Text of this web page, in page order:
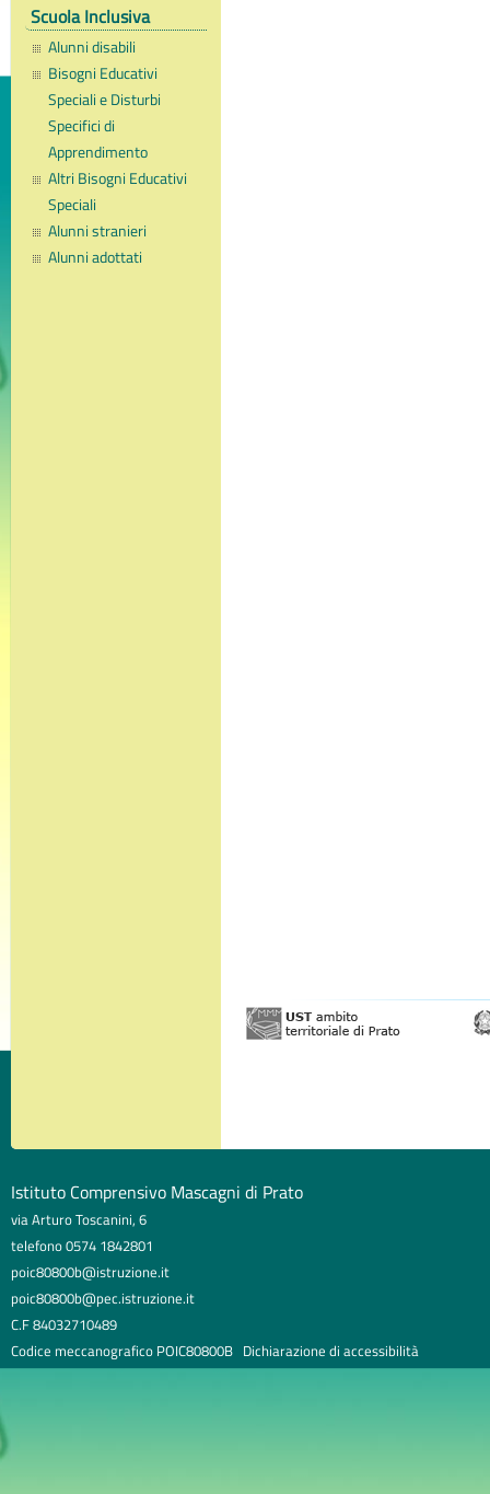
Scuola Inclusiva
Alunni disabili
Bisogni Educativi
Speciali e Disturbi
Specifici di
Apprendimento
Altri Bisogni Educativi
Speciali
Alunni stranieri
Alunni adottati
Istituto Comprensivo Mascagni di Prato
via Arturo Toscanini, 6
telefono 0574 1842801
poic80800b@istruzione.it
poic80800b@pec.istruzione.it
C.F 84032710489
Codice meccanografico POIC80800B Dichiarazione di accessibilità